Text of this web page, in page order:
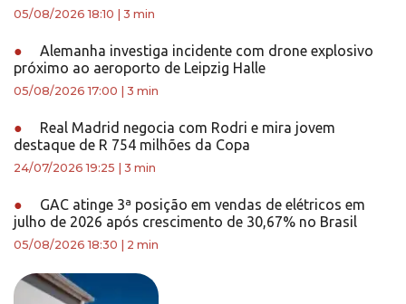
05/08/2026 18:10 3 min
●
Alemanha investiga incidente com drone explosivo
próximo ao aeroporto de Leipzig Halle
05/08/2026 17:00 3 min
●
Real Madrid negocia com Rodri e mira jovem
destaque de R 754 milhões da Copa
24/07/2026 19:25 3 min
●
GAC atinge 3ª posição em vendas de elétricos em
julho de 2026 após crescimento de 30,67% no Brasil
05/08/2026 18:30 2 min